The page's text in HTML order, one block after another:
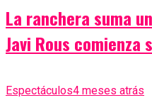
La ranchera suma
Javi Rous
Espectáculos4 meses atrás